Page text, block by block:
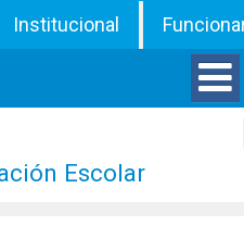
Institucional
Escolar